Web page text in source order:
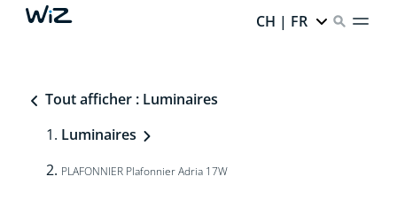
CH | FR
Tout afficher : Luminaires
Luminaires
PLAFONNIER Plafonnier Adria 17W